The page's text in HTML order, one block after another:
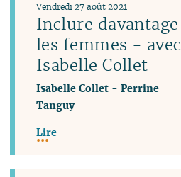
Inclure davantage
les femmes - avec
Isabelle Collet
Vendredi 27 août 2021
Isabelle Collet -Perrine
Tanguy
Lire